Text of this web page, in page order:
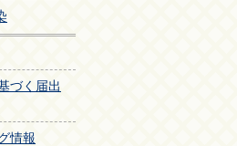
づく届出
情報